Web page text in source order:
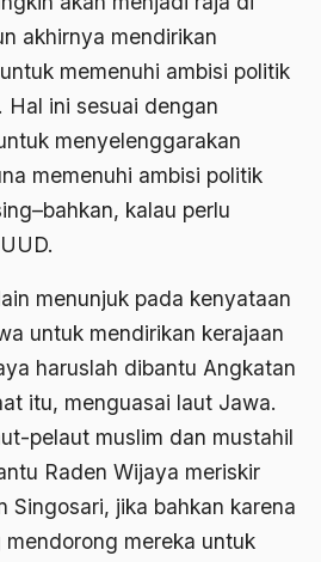
akhirnya mendirikan
memenuhi ambisi politik
Hal ini sesuai dengan
menyelenggarakan
memenuhi ambisi politik
kalau perlu
menunjuk pada kenyataan
untuk mendirikan kerajaan
haruslah dibantu Angkatan
itu, menguasai laut Jawa.
pelaut muslim dan mustahil
Raden Wijaya meriskir
Singosari, jika bahkan karena
mereka untuk